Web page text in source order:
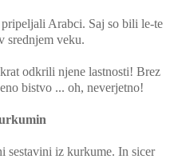
Arabci. Saj so bili le-te
srednjem veku.
odkrili njene lastnosti! Brez
bistvo ... oh, neverjetno!
sestavini iz kurkume. In sicer